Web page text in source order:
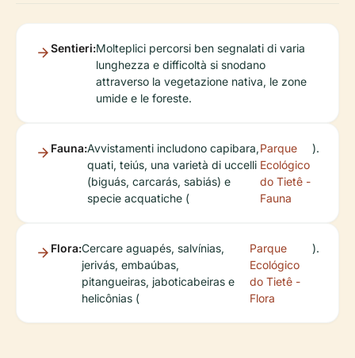
Sentieri:Molteplici percorsi ben segnalati di varia
lunghezza e difficoltà si snodano
attraverso la vegetazione nativa, le zone
umide e le foreste.
Fauna:Avvistamenti includono capibara,
quati, teiús, una varietà di uccelli
(biguás, carcarás, sabiás) e
specie acquatiche (
Parque
Ecológico
do Tietê -
Fauna
).
Flora:Cercare aguapés, salvínias,
jerivás, embaúbas,
pitangueiras, jaboticabeiras e
helicônias (
Parque
Ecológico
do Tietê -
Flora
).